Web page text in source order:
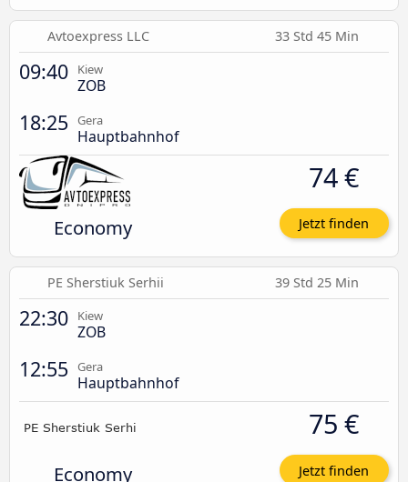
Avtoexpress LLC 33 Std 45 Min
09:40 Kiew
ZOB
18:25 Gera
Hauptbahnhof
Economy
74 €
Jetzt finden
PE Sherstiuk Serhii 39 Std 25 Min
22:30 Kiew
ZOB
12:55 Gera
Hauptbahnhof
Economy
75 €
Jetzt finden